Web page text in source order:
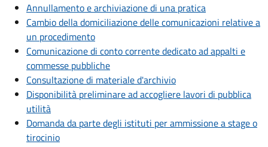
Annullamento e archiviazione di una pratica
Cambio della domiciliazione delle comunicazioni relative a
un procedimento
Comunicazione di conto corrente dedicato ad appalti e
commesse pubbliche
Consultazione di materiale d'archivio
Disponibilità preliminare ad accogliere lavori di pubblica
utilità
Domanda da parte degli istituti per ammissione a stage o
tirocinio